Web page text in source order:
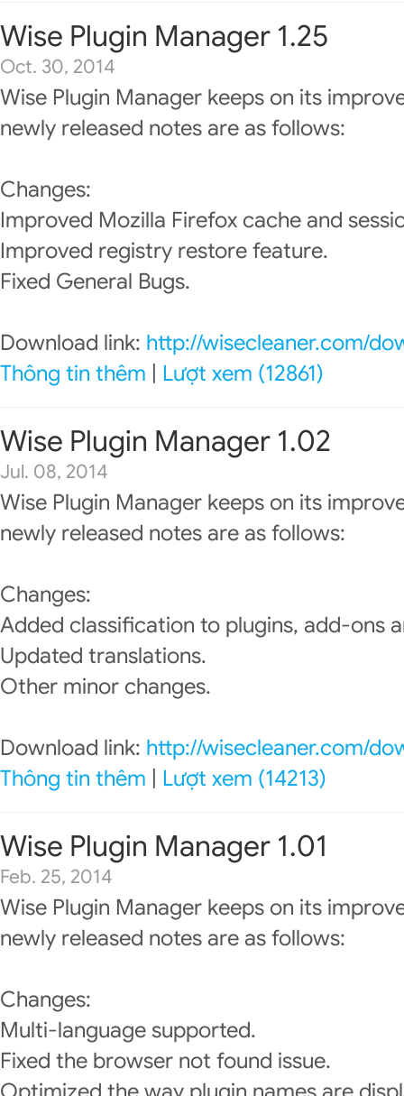
Wise Plugin Manager 1.25
Oct. 30, 2014
Wise Plugin Manager keeps on its
newly released notes are as follows:
Changes:
Improved Mozilla Firefox cache and
Improved registry restore feature.
Fixed General Bugs.
Download link: http://wisecleaner.com/
Thông tin thêm
Lượt xem (12861)
Wise Plugin Manager 1.02
Jul. 08, 2014
Wise Plugin Manager keeps on its
newly released notes are as follows:
Changes:
Added classification to plugins, add-ons
Updated translations.
Other minor changes.
Download link: http://wisecleaner.com/
Thông tin thêm
Lượt xem (14213)
Wise Plugin Manager 1.01
Feb. 25, 2014
Wise Plugin Manager keeps on its
newly released notes are as follows:
Changes:
Multi-language supported.
Fixed the browser not found issue.